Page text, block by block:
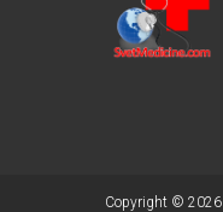
Copyright © 2026